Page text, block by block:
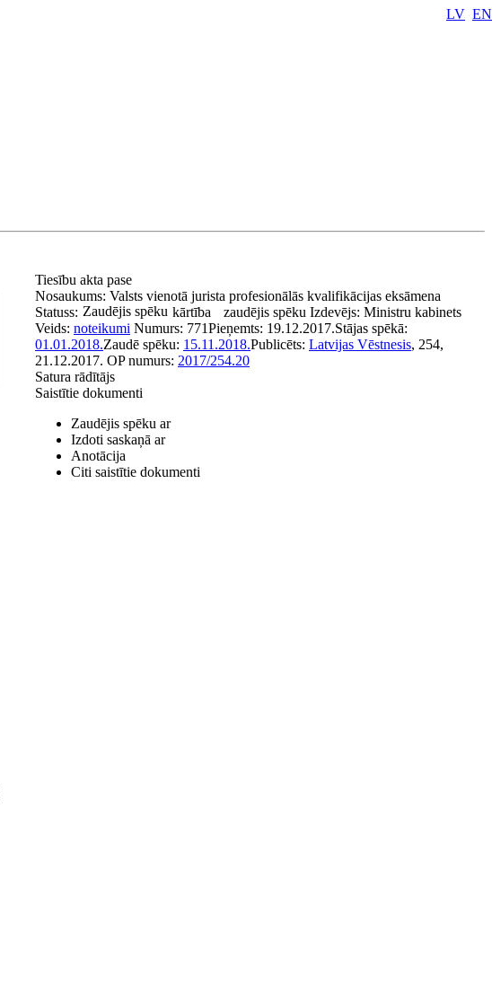
LV EN
Tiesību akta pase
Nosaukums: Valsts vienotā jurista profesionālās kvalifikācijas eksāmena
kārtība
Statuss: Zaudējis spēku zaudējis spēku Izdevējs: Ministru kabinets
Veids: noteikumi Numurs: 771Pieņemts: 19.12.2017.Stājas spēkā:
01.01.2018.Zaudē spēku: 15.11.2018.Publicēts: Latvijas Vēstnesis, 254,
21.12.2017. OP numurs: 2017/254.20
Satura rādītājs
Saistītie dokumenti
Zaudējis spēku ar
Izdoti saskaņā ar
Anotācija
Citi saistītie dokumenti